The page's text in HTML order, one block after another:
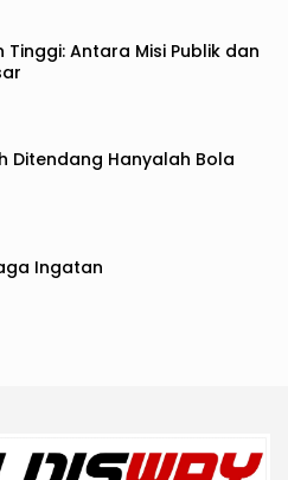
Tinggi: Antara Misi Publik dan
Ditendang Hanyalah Bola
Ingatan